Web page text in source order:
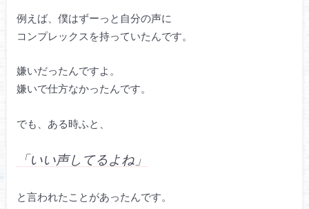
例えば、僕はずーっと自分の声に
コンプレックスを持っていたんです。
嫌いだったんですよ。
嫌いで仕方なかったんです。
でも、ある時ふと、
「いい声してるよね」
と言われたことがあったんです。